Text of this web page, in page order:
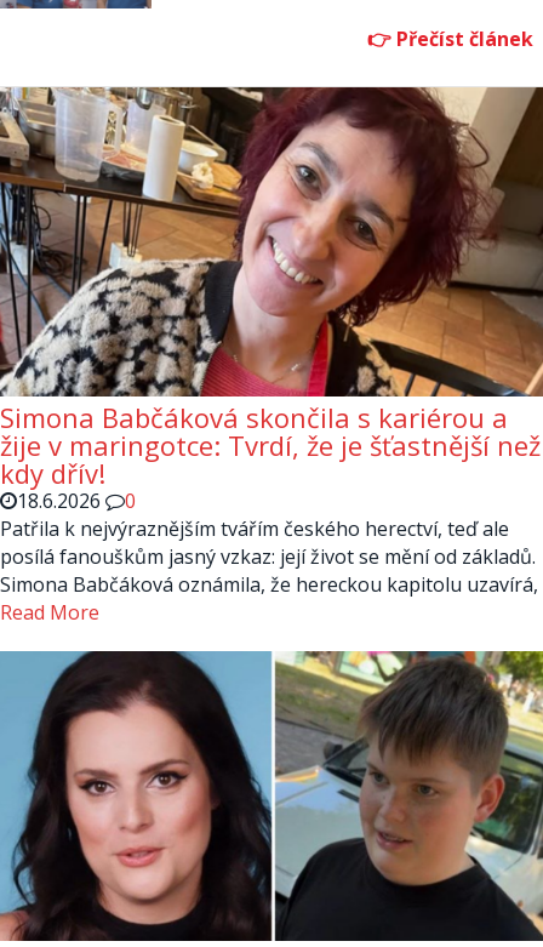
Simona Babčáková skončila s kariérou a
žije v maringotce: Tvrdí, že je šťastnější než
kdy dřív!
18.6.2026
0
Patřila k nejvýraznějším tvářím českého herectví, teď ale
posílá fanouškům jasný vzkaz: její život se mění od základů.
Simona Babčáková oznámila, že hereckou kapitolu uzavírá,
Read More